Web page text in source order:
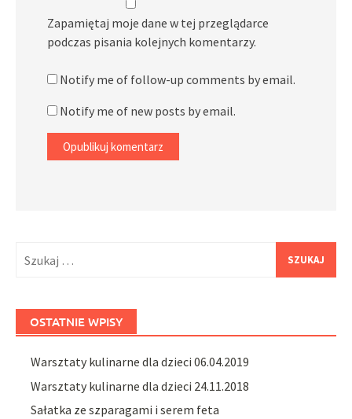
Zapamiętaj moje dane w tej przeglądarce
podczas pisania kolejnych komentarzy.
Notify me of follow-up comments by email.
Notify me of new posts by email.
OSTATNIE WPISY
Warsztaty kulinarne dla dzieci 06.04.2019
Warsztaty kulinarne dla dzieci 24.11.2018
Sałatka ze szparagami i serem feta